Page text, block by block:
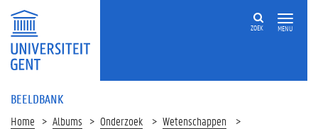
MENU
ZOEK
BEELDBANK
Home Albums Onderzoek
Wetenschappen